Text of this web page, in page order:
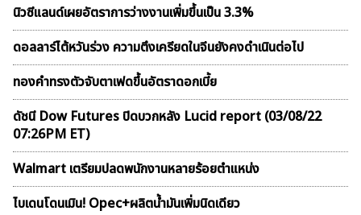
นิวซีแลนด์เผยอัตราการว่างงานเพิ่มขึ้นเป็น 3.3%
ดอลลาร์ไต้หวันร่วง ความตึงเครียดในจีนยังคงดำเนินต่อไป
ทองคำทรงตัวจับตาเฟดขึ้นอัตราดอกเบี้ย
ดัชนี Dow Futures ปิดบวกหลัง Lucid report (03/08/22
07:26PM ET)
Walmart เตรียมปลดพนักงานหลายร้อยตำแหน่ง
ไบเดนโดนเมิน! Opec+ผลิตน้ำมันเพิ่มนิดเดียว